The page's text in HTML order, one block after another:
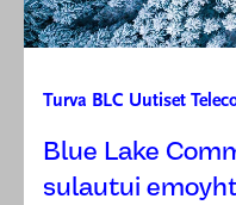
Turva BLC Uutiset
Blue Lake
sulautui